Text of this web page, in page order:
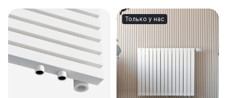
Только у нас